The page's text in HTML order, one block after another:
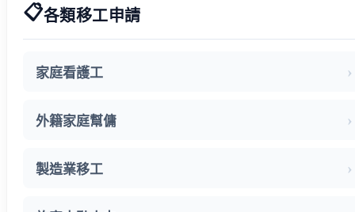
「3分鐘」巴氏量表評估
常見問題
案例分享
歷年評鑑成績
📋各類移工申請
家庭看護工
外籍家庭幫傭
製造業移工